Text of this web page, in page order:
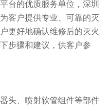
台的优质服务单位，深圳
客户提供专业、可靠的灭
更好地确认维修后的灭火
步骤和建议，供客户参
头、喷射软管组件等部件